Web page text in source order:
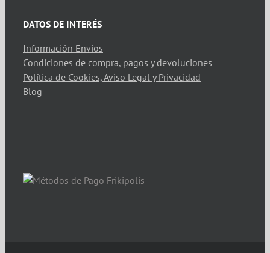
DATOS DE INTERÉS
Información Envíos
Condiciones de compra, pagos y devoluciones
Política de Cookies, Aviso Legal y Privacidad
Blog